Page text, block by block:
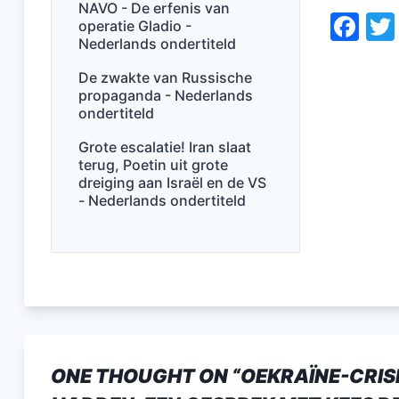
NAVO - De erfenis van
operatie Gladio -
Nederlands ondertiteld
De zwakte van Russische
propaganda - Nederlands
ondertiteld
Grote escalatie! Iran slaat
terug, Poetin uit grote
dreiging aan Israël en de VS
- Nederlands ondertiteld
F
ONE THOUGHT ON “OEKRAÏNE-